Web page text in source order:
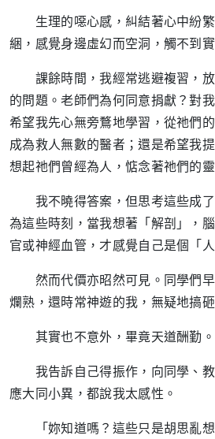
生理的噁心感，糾結著心中紛繁
綑，感覺身邊虛幻而空洞，觸不到實
課餘時間，我經常逃避複習，放
的問題。老師們為何同意捐獻？對
希望我先心無旁鶩地學習，從祂們
成為救人無數的醫者；還是希望我
想起祂們曾經為人，惦念著祂們的
我不曉得答案，但思考這些成了
為這些時刻，當我想著「解剖」，
官或神經血管，才感覺自己是個「人
然而代價亦昭然可見。同學們早
爛熟，還時常神遊的我，無疑地搞
其實也不意外，畢竟天道酬勤。
我告訴自己得振作，向同學、教
應大同小異，都說我太感性。
「妳知道嗎？這些只是胡思亂想